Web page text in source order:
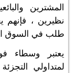
المشترين
نظيرين ،
طلب في السوق
لمتداولي